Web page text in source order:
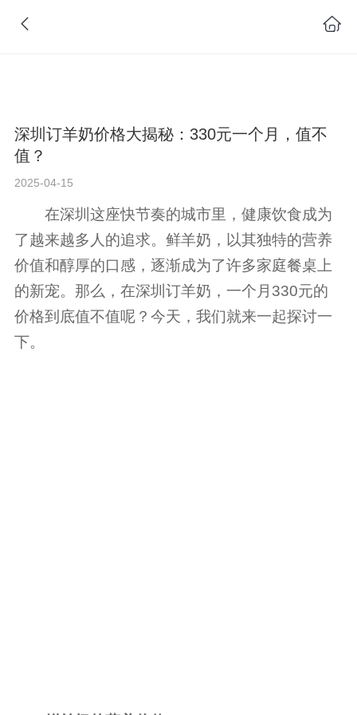
深圳订羊奶价格大揭秘：330元一个月，值不
值？
2025-04-15
在深圳这座快节奏的城市里，健康饮食成为
了越来越多人的追求。鲜羊奶，以其独特的营养
价值和醇厚的口感，逐渐成为了许多家庭餐桌上
的新宠。那么，在深圳订羊奶，一个月330元的
价格到底值不值呢？今天，我们就来一起探讨一
下。